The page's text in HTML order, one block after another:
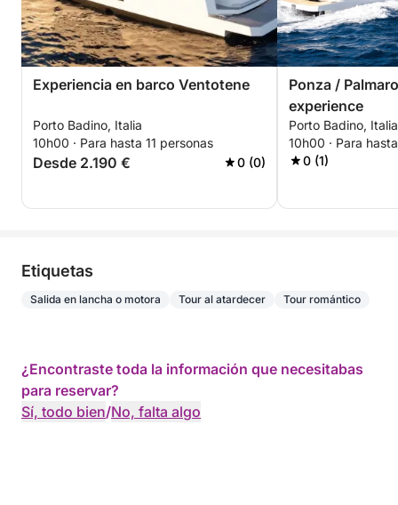
Experiencia en barco Ventotene
Porto Badino, Italia
10h00 · Para hasta 11 personas
Desde 2.190 € 0 (0)
Ponza /
experience
Porto Badino, Italia
10h00 · Para
0 (1)
Etiquetas
Salida en lancha o motora Tour al atardecer Tour romántico
¿Encontraste toda la información que necesitabas
para reservar?
Sí, todo bien/No, falta algo